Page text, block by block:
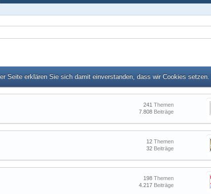
Seite erklären Sie sich damit einverstanden, dass wir Cookies setzen.
Themen
241
Beiträge
7.808
Themen
12
Beiträge
32
Themen
198
Beiträge
4.217